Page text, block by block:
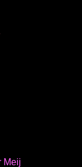
Meij